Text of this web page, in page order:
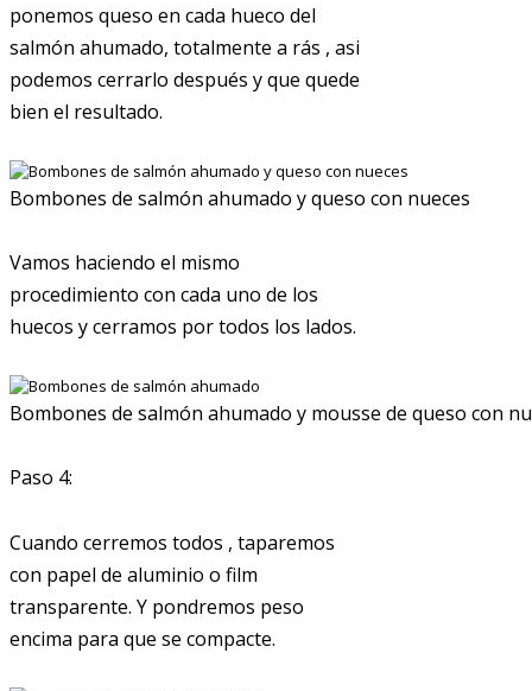
ponemos queso en cada hueco del
salmón ahumado, totalmente a rás , asi
podemos cerrarlo después y que quede
bien el resultado.
Bombones de salmón ahumado y queso con nueces
Vamos haciendo el mismo
procedimiento con cada uno de los
huecos y cerramos por todos los lados.
Bombones de salmón ahumado y mousse de queso con
Paso 4:
Cuando cerremos todos , taparemos
con papel de aluminio o film
transparente. Y pondremos peso
encima para que se compacte.